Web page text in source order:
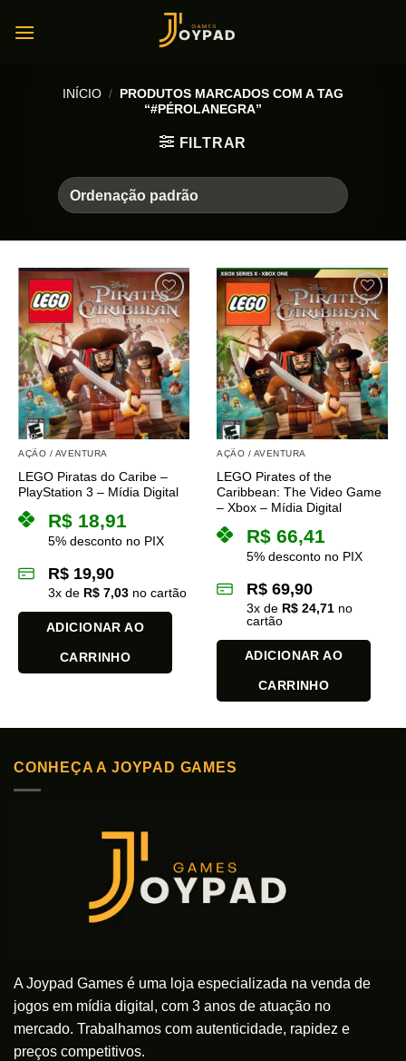
INÍCIO / PRODUTOS MARCADOS COM A TAG
“#PÉROLANEGRA”
FILTRAR
AÇÃO / AVENTURA
LEGO Piratas do Caribe –
PlayStation 3 – Mídia Digital
R$ 18,91
5% desconto no PIX
R$ 19,90
3x de R$ 7,03 no cartão
ADICIONAR AO
CARRINHO
AÇÃO / AVENTURA
LEGO Pirates of the
Caribbean: The Video Game
– Xbox – Mídia Digital
R$ 66,41
5% desconto no PIX
R$ 69,90
3x de R$ 24,71 no
cartão
ADICIONAR AO
CARRINHO
CONHEÇA A JOYPAD GAMES
A Joypad Games é uma loja especializada na venda de
jogos em mídia digital, com 3 anos de atuação no
mercado. Trabalhamos com autenticidade, rapidez e
preços competitivos.